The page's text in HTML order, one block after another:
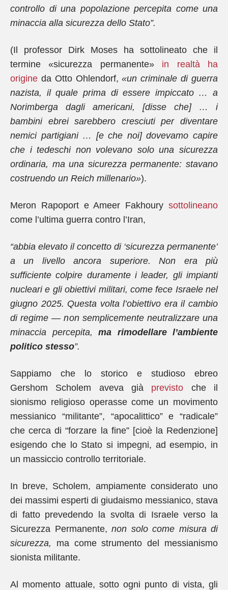
controllo di una popolazione percepita come una
minaccia alla sicurezza dello Stato”.
(Il professor Dirk Moses ha sottolineato che il
termine «sicurezza permanente» in realtà ha
origine da Otto Ohlendorf,«un criminale di guerra
nazista, il quale prima di essere impiccato … a
Norimberga dagli americani, [disse che] … i
bambini ebrei sarebbero cresciuti per diventare
nemici partigiani … [e che noi] dovevamo capire
che i tedeschi non volevano solo una sicurezza
ordinaria, ma una sicurezza permanente: stavano
costruendo un Reich millenario»).
Meron Rapoport e Ameer Fakhoury sottolineano
come l’ultima guerra contro l’Iran,
“abbia elevato il concetto di ‘sicurezza permanente’
a un livello ancora superiore. Non era più
sufficiente colpire duramente i leader, gli impianti
nucleari e gli obiettivi militari, come fece Israele nel
giugno 2025. Questa volta l’obiettivo era il cambio
di regime — non semplicemente neutralizzare una
minaccia percepita, ma rimodellare l’ambiente
politico stesso”.
Sappiamo che lo storico e studioso ebreo
Gershom Scholem aveva già previsto che il
sionismo religioso operasse come un movimento
messianico “militante”, “apocalittico” e “radicale”
che cerca di “forzare la fine” [cioè la Redenzione]
esigendo che lo Stato si impegni, ad esempio, in
un massiccio controllo territoriale.
In breve, Scholem, ampiamente considerato uno
dei massimi esperti di giudaismo messianico, stava
di fatto prevedendo la svolta di Israele verso la
Sicurezza Permanente, non solo come misura di
sicurezza, ma come strumento del messianismo
sionista militante.
Al momento attuale, sotto ogni punto di vista, gli